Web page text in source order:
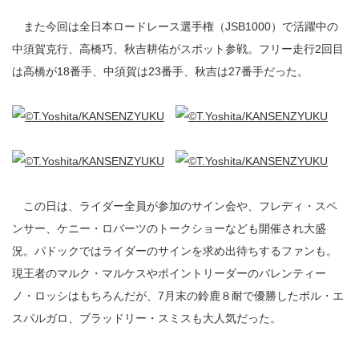
また今回は全日本ロードレース選手権（JSB1000）で活躍中の
中須賀克行、高橋巧、秋吉耕佑がスポット参戦。フリー走行2回目
は高橋が18番手、中須賀は23番手、秋吉は27番手だった。
この日は、ライダー全員が参加のサイン会や、フレディ・スペ
ンサー、ケニー・ロバーツのトークショーなども開催され大盛
況。パドックではライダーのサインを求め出待ちするファンも。
現王者のマルク・マルケスやポイントリーダーのバレンティー
ノ・ロッシはもちろんだが、7月末の鈴鹿８耐で優勝したポル・エ
スパルガロ、ブラッドリー・スミスも大人気だった。